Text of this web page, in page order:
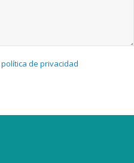
política de privacidad